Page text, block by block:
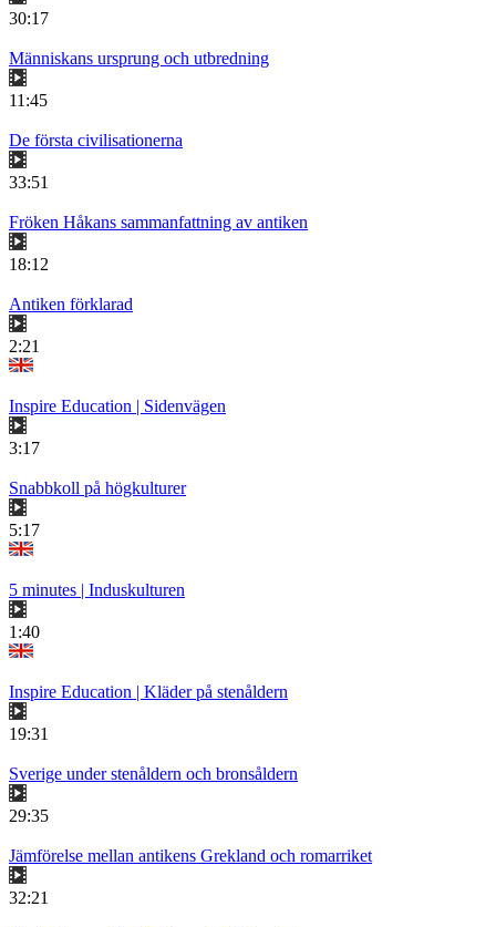
30:17
Människans ursprung och utbredning
11:45
De första civilisationerna
33:51
Fröken Håkans sammanfattning av antiken
18:12
Antiken förklarad
2:21
Inspire Education | Sidenvägen
3:17
Snabbkoll på högkulturer
5:17
5 minutes | Induskulturen
1:40
Inspire Education | Kläder på stenåldern
19:31
Sverige under stenåldern och bronsåldern
29:35
Jämförelse mellan antikens Grekland och romarriket
32:21